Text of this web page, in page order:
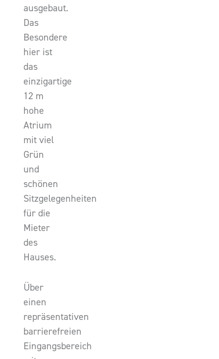
ausgebaut.
Das
Besondere
hier ist
das
einzigartige
12 m
hohe
Atrium
mit viel
Grün
und
schönen
Sitzgelegenheiten
für die
Mieter
des
Hauses.
Über
einen
repräsentativen
barrierefreien
Eingangsbereich